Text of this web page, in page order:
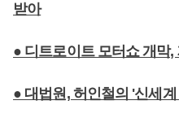
받아
● 디트로이트 모터쇼 개막
● 대법원, 허인철의 '신세